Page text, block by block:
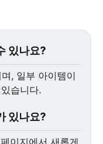
있나요?
, 일부 아이템이
습니다.
있나요?